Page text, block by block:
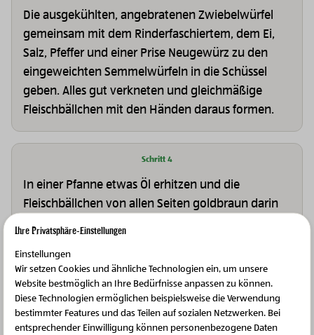
Die ausgekühlten, angebratenen Zwiebelwürfel
gemeinsam mit dem Rinderfaschiertem, dem Ei,
Salz, Pfeffer und einer Prise Neugewürz zu den
eingeweichten Semmelwürfeln in die Schüssel
geben. Alles gut verkneten und gleichmäßige
Fleischbällchen mit den Händen daraus formen.
Schritt 4
In einer Pfanne etwas Öl erhitzen und die
Fleischbällchen von allen Seiten goldbraun darin
Schritt 5
Nun die Fleischbällchen herausnehmen und zur
Seite stellen.
Ihre Privatsphäre-Einstellungen
Einstellungen
Wir setzen Cookies und ähnliche Technologien ein, um unsere
Website bestmöglich an Ihre Bedürfnisse anpassen zu können.
Diese Technologien ermöglichen beispielsweise die Verwendung
bestimmter Features und das Teilen auf sozialen Netzwerken. Bei
entsprechender Einwilligung können personenbezogene Daten